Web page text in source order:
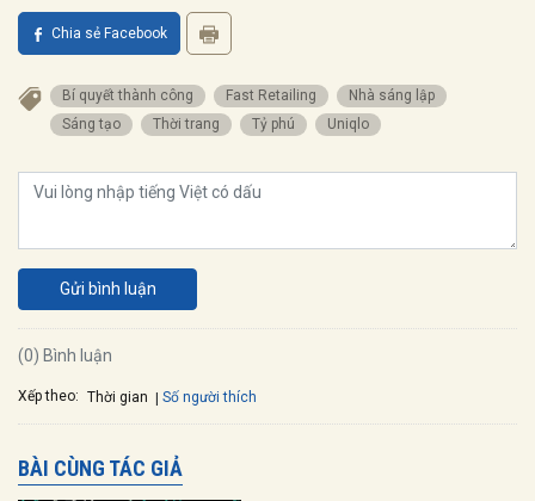
Chia sẻ Facebook
bí quyết thành công Fast Retailing
nhà sáng lập
Sáng tạo
Thời trang Tỷ phú Uniqlo
Gửi bình luận
(0) Bình luận
Xếp theo: Thời gian Số người thích
BÀI CÙNG TÁC GIẢ